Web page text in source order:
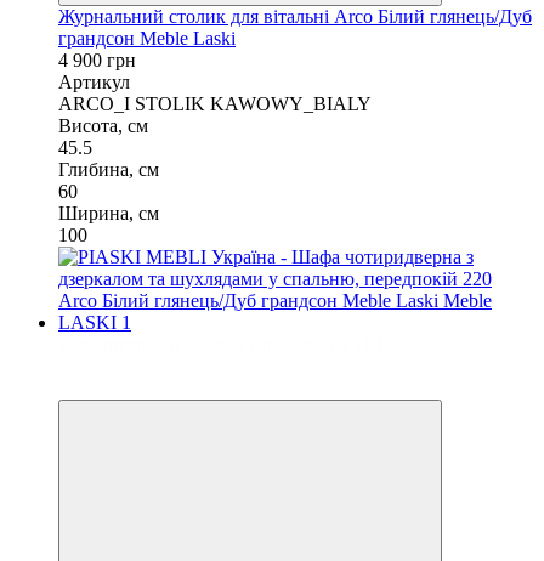
Журнальний столик для вітальні Arco Білий глянець/Дуб
грандсон Meble Laski
4 900 грн
Артикул
ARCO_I STOLIK KAWOWY_BIALY
Висота, см
45.5
Глибина, см
60
Ширина, см
100